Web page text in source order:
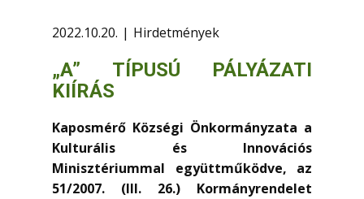
2022.10.20. Hirdetmények
„A” TÍPUSÚ PÁLYÁZATI
KIÍRÁS
Kaposmérő Községi Önkormányzata a
Kulturális és Innovációs
Minisztériummal együttműködve, az
51/2007. (III. 26.) Kormányrendelet